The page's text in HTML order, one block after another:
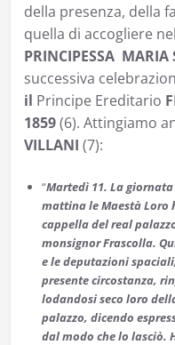
della presenza, della
quella di accogliere
PRINCIPESSA MARIA
successiva
il Principe Ereditario
1859(6). Attingiamo
VILLANI (7):
“Martedì 11. La
mattina le Maestà Loro
cappella del real
monsignor Frascolla.
e le deputazioni
presente circostanza,
lodandosi seco loro
palazzo, dicendo
dal modo che lo lasciò.